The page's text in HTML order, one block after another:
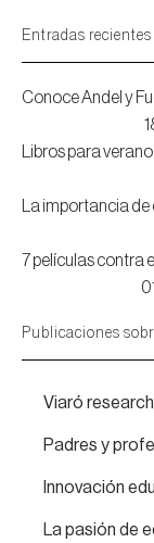
Entradas recientes
Conoce Andel y
Libros para
La importancia
7 películas contra
Publicaciones
Viaró research
Padres y
Innovación
La pasión de